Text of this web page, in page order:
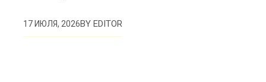
17 ИЮЛЯ, 2026BYEDITOR